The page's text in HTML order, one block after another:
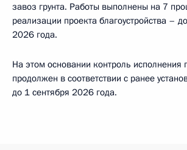
завоз грунта. Работы выполнены на 7
реализации проекта благоустройства –
2026 года.
На этом основании контроль исполнения
продолжен в соответствии с ранее
до 1 сентября 2026 года.